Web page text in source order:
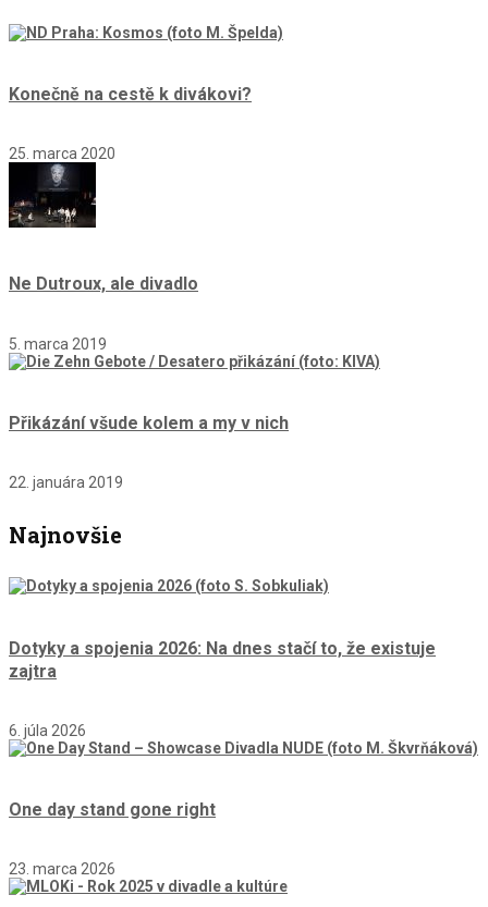
Konečně na cestě k divákovi?
25. marca 2020
Ne Dutroux, ale divadlo
5. marca 2019
Přikázání všude kolem a my v nich
22. januára 2019
Najnovšie
Dotyky a spojenia 2026: Na dnes stačí to, že existuje
zajtra
6. júla 2026
One day stand gone right
23. marca 2026